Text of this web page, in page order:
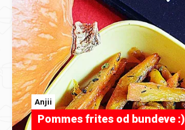
Anjii
Pommes frites od bundeve :)